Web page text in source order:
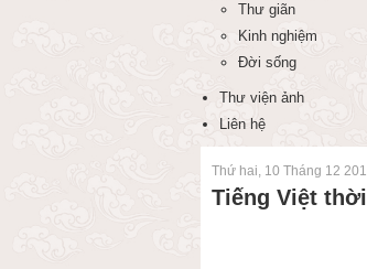
Thư giãn
Kinh nghiệm
Đời sống
Thư viện ảnh
Liên hệ
Thứ hai, 10 Tháng 12
Tiếng Việt